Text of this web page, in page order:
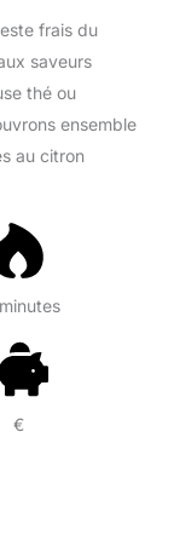
frais du
saveurs
thé ou
ensemble
au citron
€